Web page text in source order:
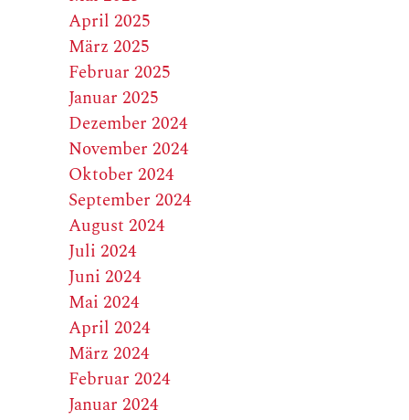
April 2025
März 2025
Februar 2025
Januar 2025
Dezember 2024
November 2024
Oktober 2024
September 2024
August 2024
Juli 2024
Juni 2024
Mai 2024
April 2024
März 2024
Februar 2024
Januar 2024